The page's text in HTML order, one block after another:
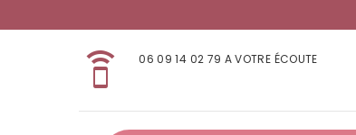
speaker_phone 06 09 14 02 79 A VOTRE ÉCOUTE